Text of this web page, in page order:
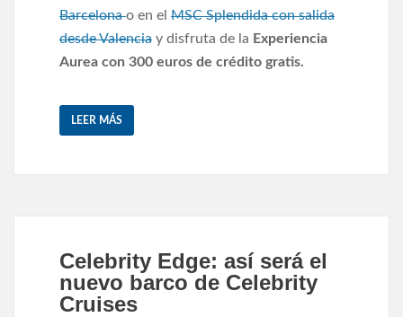
Barcelonao en el MSC Splendida con salida
desde Valencia y disfruta de la Experiencia
Aurea con 300 euros de crédito gratis.
LEER MÁS
Celebrity Edge: así será el
nuevo barco de Celebrity
Cruises